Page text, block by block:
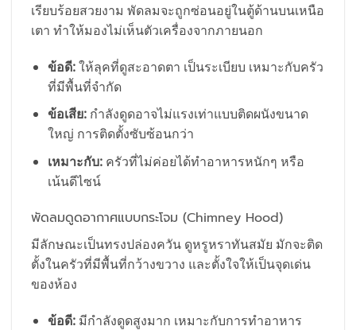
เรียบร้อยสวยงาม พัดลมจะถูกซ่อนอยู่ในตู้ด้านบนเหนือ
เตา ทำให้มองไม่เห็นตัวเครื่องจากภายนอก
ข้อดี:ให้ลุคที่ดูสะอาดตา เป็นระเบียบ เหมาะกับครัว
ที่มีพื้นที่จำกัด
ข้อเสีย:กำลังดูดอาจไม่แรงเท่าแบบติดผนังขนาด
ใหญ่ การติดตั้งซับซ้อนกว่า
เหมาะกับ:ครัวที่ไม่ค่อยได้ทำอาหารหนักๆ หรือ
เน้นดีไซน์
พัดลมดูดอากาศแบบกระโจม (Chimney Hood)
มีลักษณะเป็นทรงปล่องควัน ดูหรูหราทันสมัย มักจะติด
ตั้งในครัวที่มีพื้นที่กว้างขวาง และตั้งใจให้เป็นจุดเด่น
ของห้อง
ข้อดี:มีกำลังดูดสูงมาก เหมาะกับการทำอาหาร